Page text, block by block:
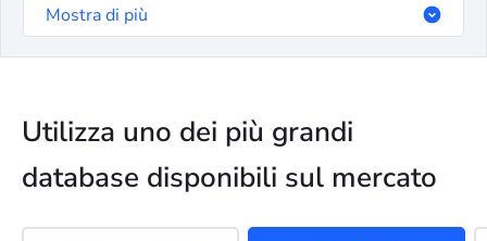
portata verso nuovi mercati.
Mostra di più
Utilizza uno dei più grandi
database disponibili sul mercato